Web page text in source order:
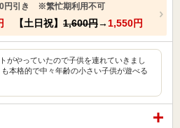
円引き ※繁忙期利用不可
【土日祝】 1,600円→ 1,550円
がやっていたので子供を連れていきまし
本格的で中々年齢の小さい子供が遊べる